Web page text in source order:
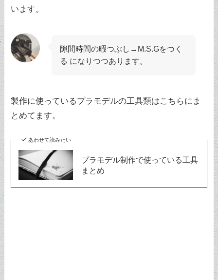
います。
隙間時間の暇つぶし→M.S.Gをつく
る になりつつあります。
製作に使っているプラモデルの工具類はこちらにま
とめてます。
あわせて読みたい
プラモデル制作で使っている工具
まとめ